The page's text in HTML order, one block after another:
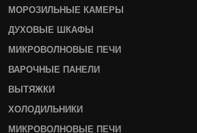
МОРОЗИЛЬНЫЕ КАМЕРЫ
ДУХОВЫЕ ШКАФЫ
МИКРОВОЛНОВЫЕ ПЕЧИ
ВАРОЧНЫЕ ПАНЕЛИ
ВЫТЯЖКИ
ХОЛОДИЛЬНИКИ
МИКРОВОЛНОВЫЕ ПЕЧИ